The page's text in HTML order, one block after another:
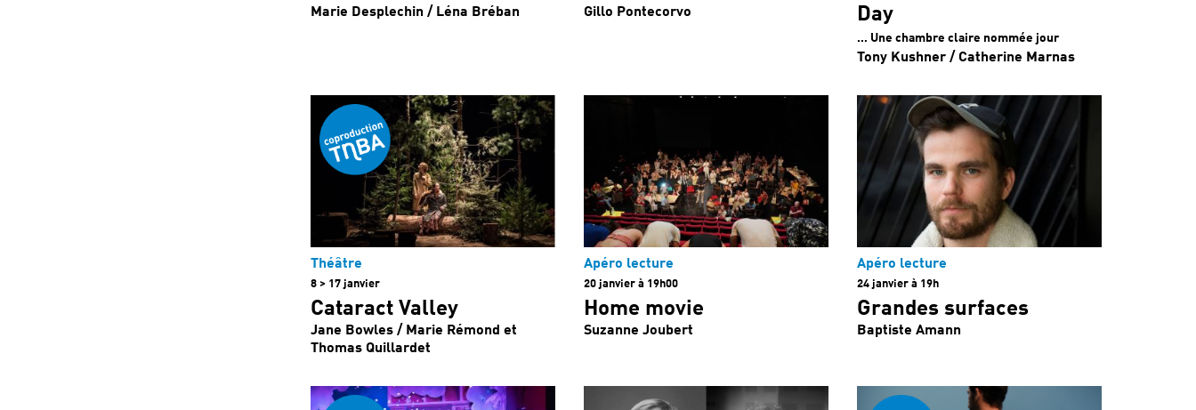
Marie Desplechin / Léna Bréban Gillo Pontecorvo
Day
… Une chambre claire nommée jour
Tony Kushner / Catherine Marnas
Théâtre
8 > 17 janvier
Cataract Valley
Jane Bowles / Marie Rémond et
Thomas Quillardet
Apéro lecture
20 janvier à 19h00
Home movie
Suzanne Joubert
Apéro lecture
24 janvier à 19h
Grandes surfaces
Baptiste Amann